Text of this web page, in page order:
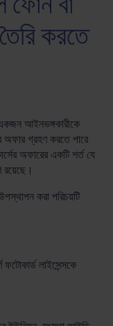
করতে
একজন আইনভঙ্গকারীকে
অফার গ্রহণ করতে পারে
অফারের একটি শর্ত যে
করা পরিচয়টি
ফটোকার্ড লাইসেন্সকে